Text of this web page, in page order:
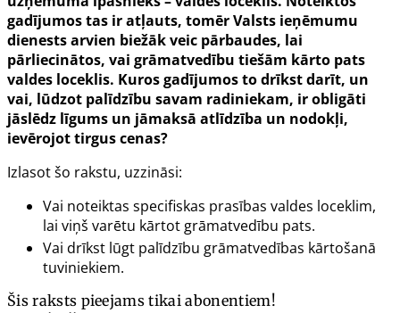
gadījumos tas ir atļauts, tomēr Valsts ieņēmumu
dienests arvien biežāk veic pārbaudes, lai
pārliecinātos, vai grāmatvedību tiešām kārto pats
valdes loceklis. Kuros gadījumos to drīkst darīt, un
vai, lūdzot palīdzību savam radiniekam, ir obligāti
jāslēdz līgums un jāmaksā atlīdzība un nodokļi,
ievērojot tirgus cenas?
Izlasot šo rakstu, uzzināsi:
Vai noteiktas specifiskas prasības valdes loceklim,
lai viņš varētu kārtot grāmatvedību pats.
Vai drīkst lūgt palīdzību grāmatvedības kārtošanā
tuviniekiem.
Šis raksts pieejams tikai abonentiem!